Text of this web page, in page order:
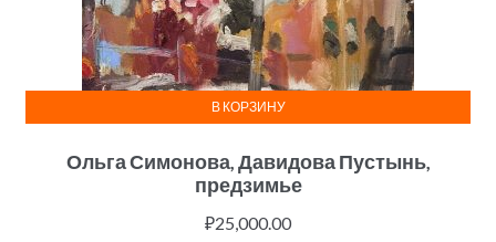
Ольга Симонова, Давидова Пустынь,
предзимье
₽25,000.00
В КОРЗИНУ